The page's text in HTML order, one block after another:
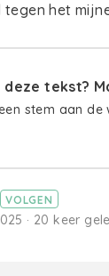
het
tekst?
stem aan de
VOLGEN
· 20 keer